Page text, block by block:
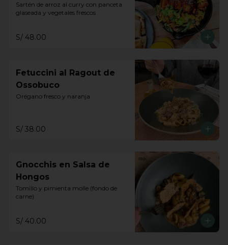
Sartén de arroz al curry con panceta
glaseada y vegetales frescos
S/ 48.00
Fetuccini al Ragout de
Ossobuco
Orégano fresco y naranja
S/ 38.00
Gnocchis en Salsa de
Hongos
Tomillo y pimienta molle (fondo de
carne)
S/ 40.00